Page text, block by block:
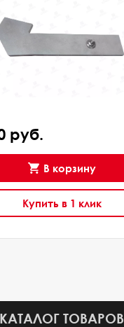
руб.
В корзину
Купить в 1 клик
КАТАЛОГ ТОВАРОВ